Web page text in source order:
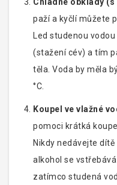
Chladné obklady
paží a kyčlí můžete
Led studenou
(stažení cév) a tím
těla. Voda by měla
°C.
Koupel ve vlažné
pomoci krátká
Nikdy nedávejte
alkohol se
zatímco studená